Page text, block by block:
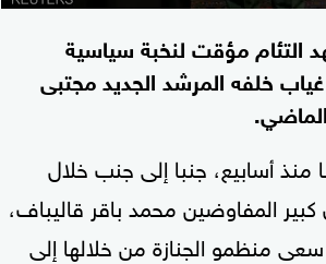
التئام مؤقت لنخبة سياسية
خلفه المرشد الجديد مجتبى
منذ أسابيع، جنبا إلى جنب خلال
المفاوضين محمد باقر قاليباف،
منظمو الجنازة من خلالها إلى